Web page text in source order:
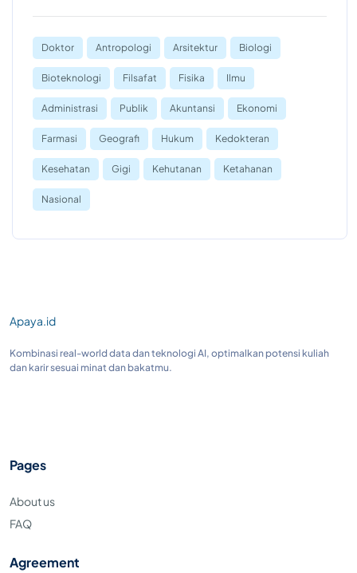
Doktor Antropologi Arsitektur Biologi
Bioteknologi Filsafat Fisika Ilmu
Administrasi Publik Akuntansi Ekonomi
Farmasi Geografi Hukum Kedokteran
Kesehatan Gigi Kehutanan Ketahanan
Nasional
Apaya.id
Kombinasi real-world data dan teknologi AI, optimalkan potensi kuliah
dan karir sesuai minat dan bakatmu.
Pages
About us
FAQ
Agreement